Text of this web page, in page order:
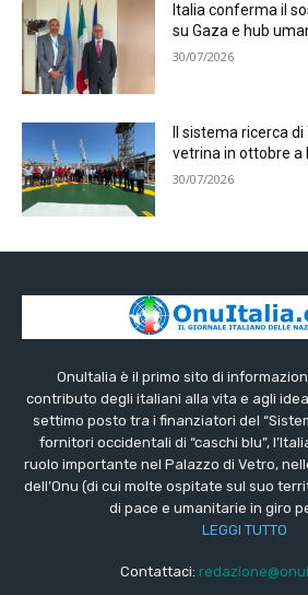
Italia conferma il
su Gaza e hub
30/07/2026
Il sistema ricerca
vetrina in ottobre a
30/07/2026
OnuItalia è il primo sito di
contributo degli italiani alla vita e agli
settimo posto tra i finanziatori del
fornitori occidentali di “caschi blu”,
ruolo importante nel Palazzo di Vetro,
dell’Onu (di cui molte ospitate sul suo
di pace e umanitarie in giro
LEGGI TUTTO
Contattaci: